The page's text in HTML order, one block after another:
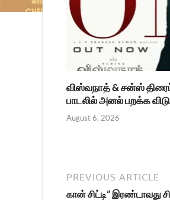
விஸ்வநாத் & சன்ஸ்
பாடலில் அனல் பறக்க
August 6, 2026
PREVIOUS ARTICLE
கான் சிட்டி” இரண்டாவது